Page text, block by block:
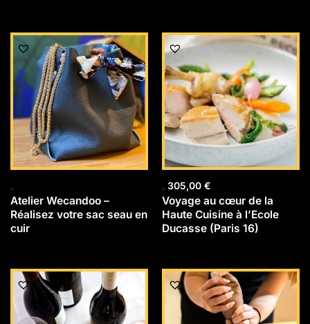
Atelier Wecandoo –
Réalisez votre sac seau en
cuir
305,00 €
Voyage au cœur de la
Haute Cuisine à l’Ecole
Ducasse (Paris 16)